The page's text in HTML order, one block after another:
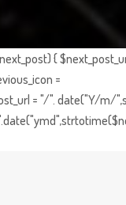
{
=
= "/". date("Y/m/